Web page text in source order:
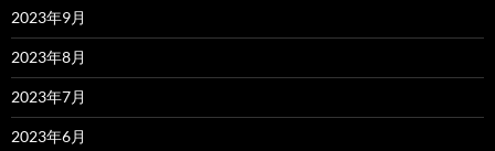
2023年9月
2023年8月
2023年7月
2023年6月